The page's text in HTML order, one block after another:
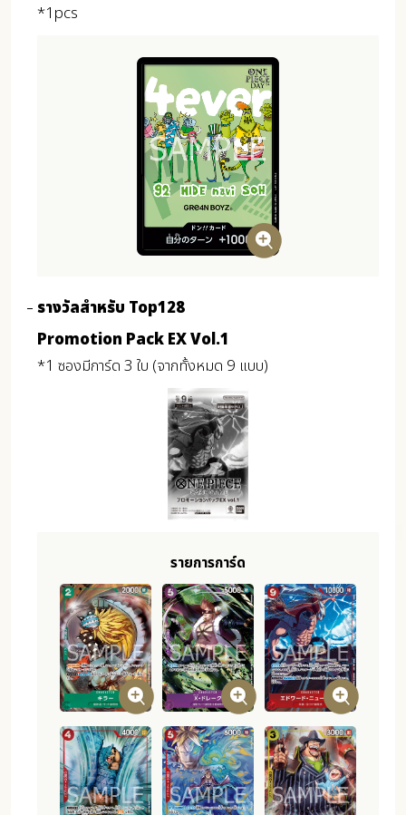
*1pcs
รางวัลสำหรับ Top128
Promotion Pack EX Vol.1
*1 ซองมีการ์ด 3 ใบ (จากทั้งหมด 9 แบบ)
รายการการ์ด